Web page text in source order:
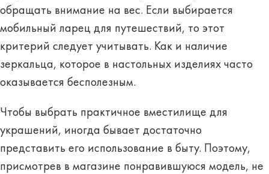
обращать внимание на вес. Если выбирается
мобильный ларец для путешествий, то этот
критерий следует учитывать. Как и наличие
зеркальца, которое в настольных изделиях часто
оказывается бесполезным.
Чтобы выбрать практичное вместилище для
украшений, иногда бывает достаточно
представить его использование в быту. Поэтому,
присмотрев в магазине понравившуюся модель, не